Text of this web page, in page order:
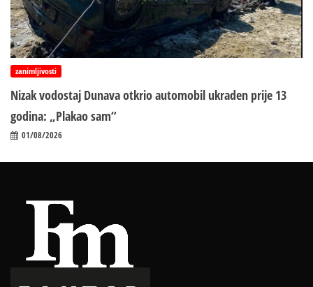
zanimljivosti
Nizak vodostaj Dunava otkrio automobil ukraden prije 13
godina: „Plakao sam“
01/08/2026